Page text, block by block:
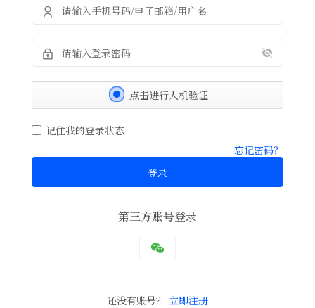
点击进行人机验证
记住我的登录状态
忘记密码？
登录
第三方账号登录
还没有账号？ 立即注册